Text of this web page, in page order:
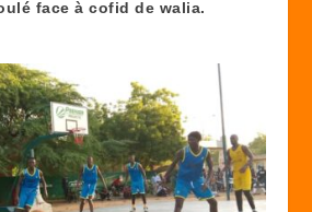
face à cofid de walia.